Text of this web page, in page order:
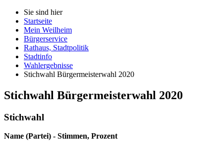
Sie sind hier
Startseite
Mein Weilheim
Bürgerservice
Rathaus, Stadtpolitik
Stadtinfo
Wahlergebnisse
Stichwahl Bürgermeisterwahl 2020
Stichwahl Bürgermeisterwahl 2020
Stichwahl
Name (Partei) - Stimmen, Prozent